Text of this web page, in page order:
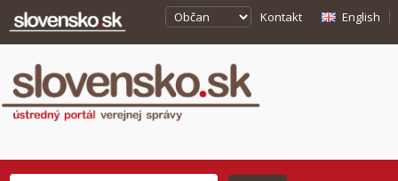
Kontakt English